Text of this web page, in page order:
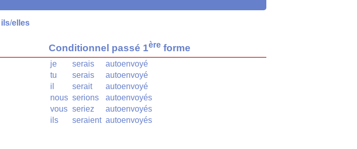
ils/elles
Conditionnel passé 1ère forme
je serais
autoenvoyé
tu
serais
autoenvoyé
il
serait
autoenvoyé
nous serions
autoenvoyés
vous seriez
autoenvoyés
ils
seraient autoenvoyés